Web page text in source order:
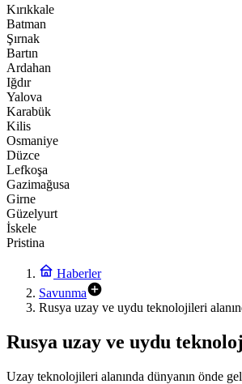
Kırıkkale
Batman
Şırnak
Bartın
Ardahan
Iğdır
Yalova
Karabük
Kilis
Osmaniye
Düzce
Lefkoşa
Gazimağusa
Girne
Güzelyurt
İskele
Pristina
Haberler
Savunma
Rusya uzay ve uydu teknolojileri
Rusya uzay ve uydu
Uzay teknolojileri alanında dünyanın önde